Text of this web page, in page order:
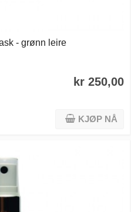
- grønn leire
kr 250,00
KJØP NÅ